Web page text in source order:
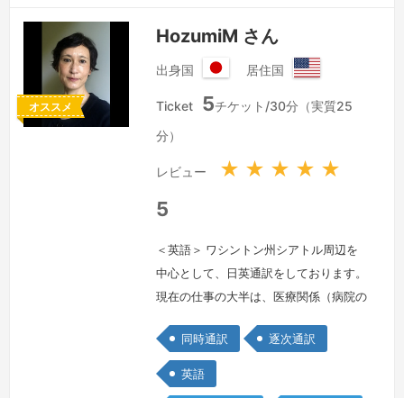
オススメ
HozumiM さん
出身国
本
居住国
メ
合
Ticket 5チケット/30分（実質25
分）
レビュー ★ ★ ★ ★ ★
5
＜英語＞ ワシントン州シアトル周辺を
中心として、日英通訳をしております。
現在の仕事の大半は、医療関係（病院の
関連になりますが、裁判所からのお仕事
も時折頂きます。在米30年以上、日本
では電器企業に勤務、アメリカではコン
同時通訳 逐次通訳
英語